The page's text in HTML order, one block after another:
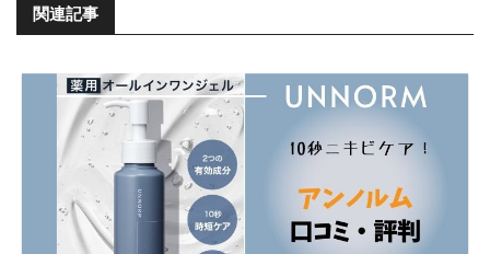
関連記事